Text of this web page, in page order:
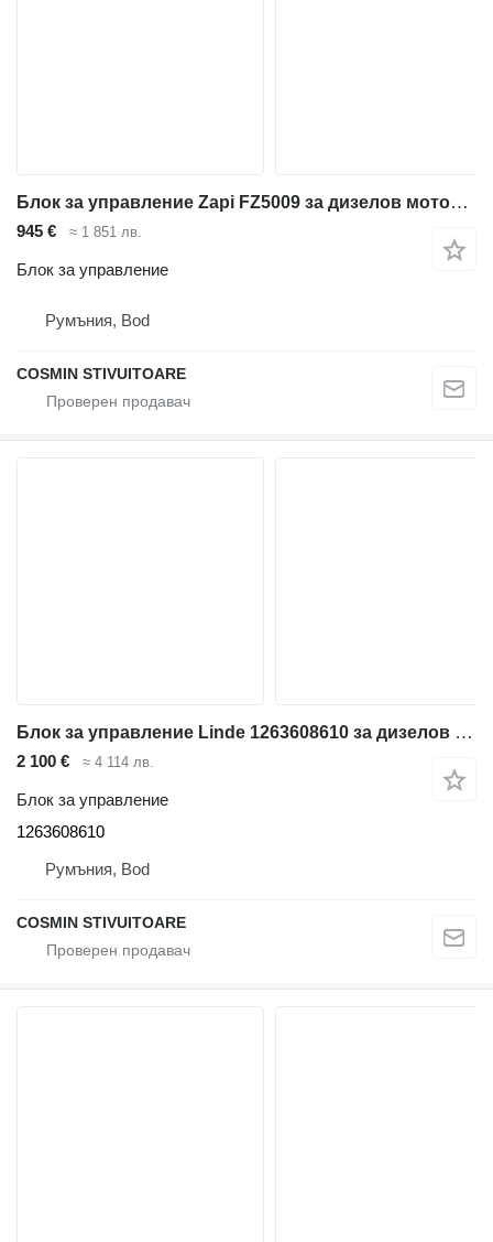
Блок за управление Zapi FZ5009 за дизелов мотокар
945 € ≈ 1 851 лв.
Блок за управление
Румъния, Bod
COSMIN STIVUITOARE
Блок за управление Linde 1263608610 за дизелов мотокар
2 100 € ≈ 4 114 лв.
Блок за управление
1263608610
Румъния, Bod
COSMIN STIVUITOARE